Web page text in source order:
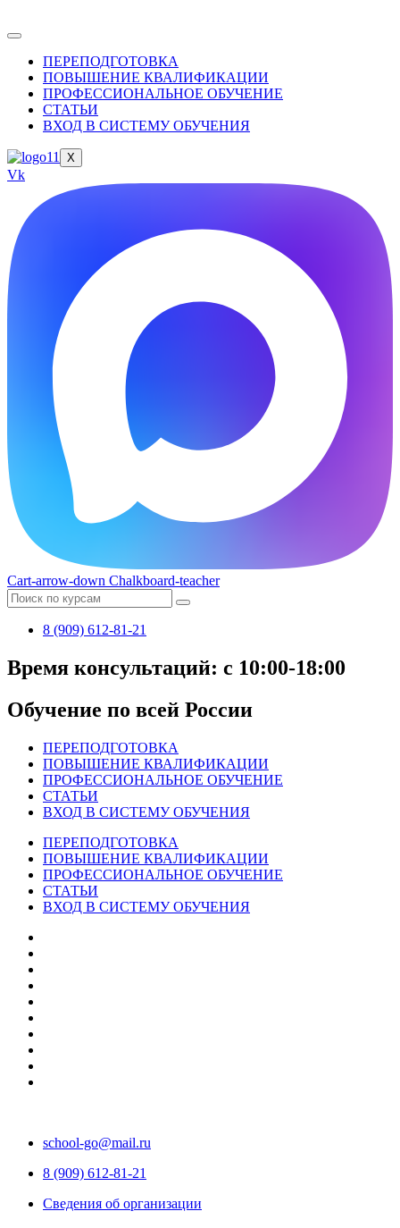
ПЕРЕПОДГОТОВКА
ПОВЫШЕНИЕ КВАЛИФИКАЦИИ
ПРОФЕССИОНАЛЬНОЕ ОБУЧЕНИЕ
СТАТЬИ
ВХОД В СИСТЕМУ ОБУЧЕНИЯ
X
Vk
Cart-arrow-down Chalkboard-teacher
8 (909) 612-81-21
Время консультаций: с 10:00-18:00
Обучение по всей России
ПЕРЕПОДГОТОВКА
ПОВЫШЕНИЕ КВАЛИФИКАЦИИ
ПРОФЕССИОНАЛЬНОЕ ОБУЧЕНИЕ
СТАТЬИ
ВХОД В СИСТЕМУ ОБУЧЕНИЯ
ПЕРЕПОДГОТОВКА
ПОВЫШЕНИЕ КВАЛИФИКАЦИИ
ПРОФЕССИОНАЛЬНОЕ ОБУЧЕНИЕ
СТАТЬИ
ВХОД В СИСТЕМУ ОБУЧЕНИЯ
school-go@mail.ru
8 (909) 612-81-21
Сведения об организации